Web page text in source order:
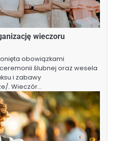
wieczoru
obowiązkami
ślubnej oraz wesela
i zabawy
. Wieczór…